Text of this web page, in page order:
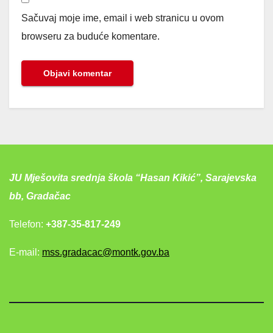
Sačuvaj moje ime, email i web stranicu u ovom
browseru za buduće komentare.
JU Mješovita srednja škola “Hasan Kikić”, Sarajevska
bb, Gradačac
Telefon: +387-35-817-249
E-mail: mss.gradacac@montk.gov.ba